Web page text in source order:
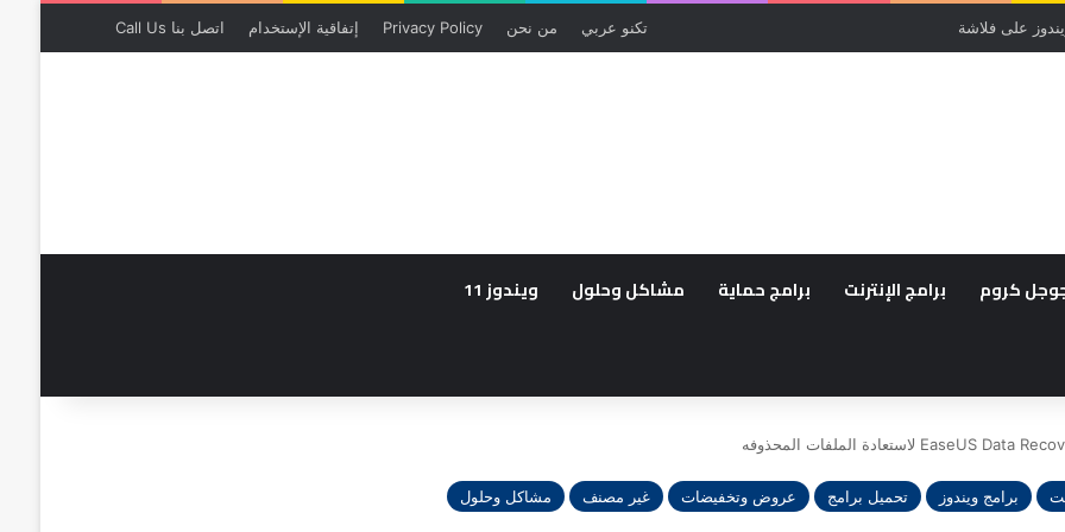
تكنو عربي من نحن Privacy Policy إتفاقية الإستخدام اتصل بنا Call Us
كروم برامج الإنترنت برامج حماية مشاكل وحلول ويندوز 11
برامج ويندوز تحميل برامج عروض وتخفيضات غير مصنف مشاكل وحلول